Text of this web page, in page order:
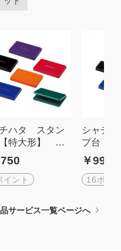
ハタ スタン
【特大形】
イズ：143㎜×
イント
シャチ
プ台【
面サイ
㎜
￥990
16ポイ
サービス一覧ページへ